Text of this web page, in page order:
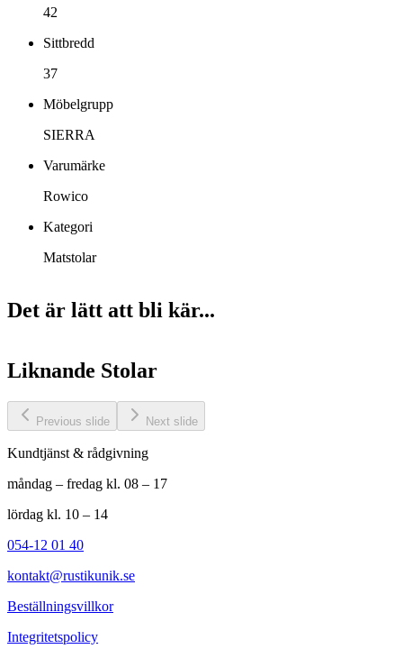
42
Sittbredd
37
Möbelgrupp
SIERRA
Varumärke
Rowico
Kategori
Matstolar
Det är lätt att bli kär...
Liknande Stolar
Previous slide Next slide
Kundtjänst & rådgivning
måndag – fredag kl. 08 – 17
lördag kl. 10 – 14
054-12 01 40
kontakt@rustikunik.se
Beställningsvillkor
Integritetspolicy